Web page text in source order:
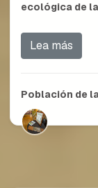
ecológica de
Lea más
Población de